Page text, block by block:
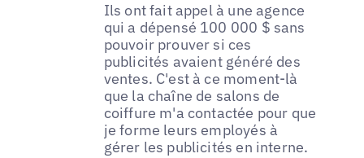
Ils ont fait appel à une agence
qui a dépensé 100 000 $ sans
pouvoir prouver si ces
publicités avaient généré des
ventes. C'est à ce moment-là
que la chaîne de salons de
coiffure m'a contactée pour que
je forme leurs employés à
gérer les publicités en interne.